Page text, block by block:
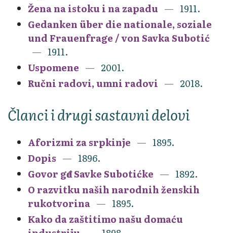
Žena na istoku i na zapadu
1911.
Gedanken über die nationale, soziale
und Frauenfrage / von Savka Subotić
1911.
Uspomene
2001.
Ručni radovi, umni radovi
2018.
Članci i drugi sastavni delovi
Aforizmi za srpkinje
1895.
Dopis
1896.
Govor gđe Savke Subotićke
1892.
O razvitku naših narodnih ženskih
rukotvorina
1895.
Kako da zaštitimo našu domaću